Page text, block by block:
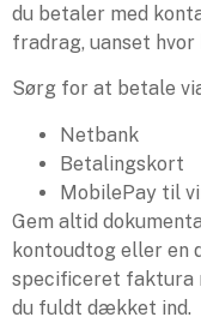
du betaler med
fradrag, uanset
Sørg for at betale
Netbank
Betalingskort
MobilePay til
Gem altid
kontoudtog eller en
specificeret faktura
du fuldt dækket ind.